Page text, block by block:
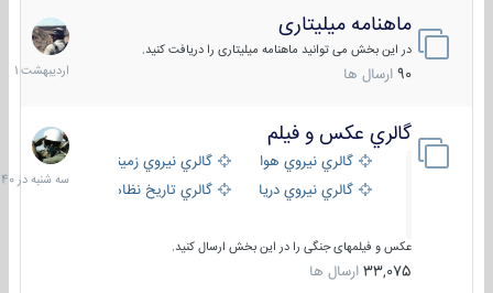
ماهنامه میلیتاری
در این بخش می توانید ماهنامه میلیتاری را دریافت کنید.
90 ارسال ها
30
1401
گالري عكس و فيلم
گالري نيروي هوايي
گالري نيروي زميني
گالري نيروي دريايي
گالري تاریخ نظامی
عکس و فیلمهای جنگی را در این بخش ارسال کنید.
33,075 ارسال ها
سه
شنبه
در